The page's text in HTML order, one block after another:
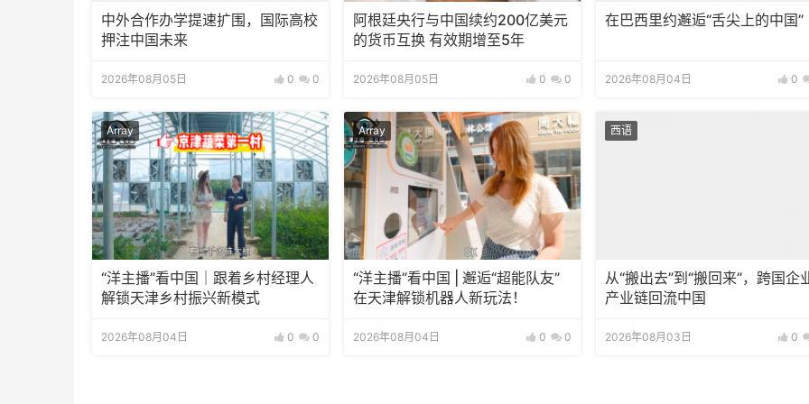
中外合作办学提速扩围，国际高校
押注中国未来
2026年08月05日 0 0
阿根廷央行与中国续约200亿美元
的货币互换 有效期增至5年
2026年08月05日 0 0
在巴西里约邂逅“舌尖上的中国”
2026年08月04日 0
Array
“洋主播”看中国｜跟着乡村经理人
解锁天津乡村振兴新模式
2026年08月04日 0 0
Array
“洋主播”看中国 | 邂逅“超能队友”
在天津解锁机器人新玩法！
2026年08月04日 0 0
西语
从“搬出去”到“搬回来”，跨国企
产业链回流中国
2026年08月03日 0